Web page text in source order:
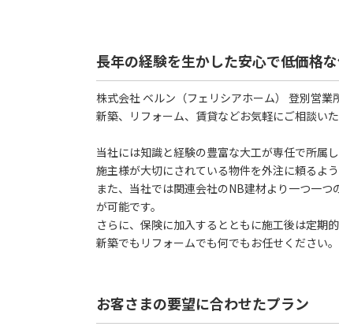
長年の経験を生かした安心で低価格
株式会社 ベルン（フェリシアホーム） 登別営業
新築、リフォーム、賃貸などお気軽にご相談いた
当社には知識と経験の豊富な大工が専任で所属
施主様が大切にされている物件を外注に頼るよ
また、当社では関連会社のNB建材より一つ一
が可能です。
さらに、保険に加入するとともに施工後は定期
新築でもリフォームでも何でもお任せください。
お客さまの要望に合わせたプラン